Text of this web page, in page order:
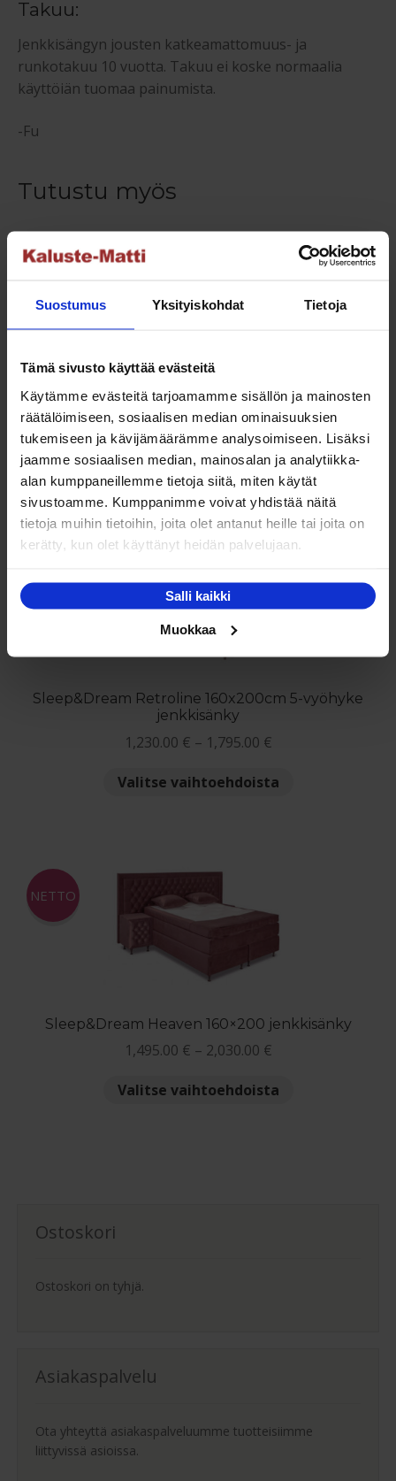
Suostumus Yksityiskohdat Tietoja
Tämä sivusto käyttää evästeitä
Käytämme evästeitä tarjoamamme sisällön ja mainosten
räätälöimiseen, sosiaalisen median ominaisuuksien
tukemiseen ja kävijämäärämme analysoimiseen. Lisäksi
jaamme sosiaalisen median, mainosalan ja analytiikka-
alan kumppaneillemme tietoja siitä, miten käytät
sivustoamme. Kumppanimme voivat yhdistää näitä
tietoja muihin tietoihin, joita olet antanut heille tai joita on
kerätty, kun olet käyttänyt heidän palvelujaan.
Salli kaikki
Muokkaa
Takuu:
Jenkkisängyn jousten katkeamattomuus- ja
runkotakuu 10 vuotta. Takuu ei koske normaalia
käyttöiän tuomaa painumista.
-Fu
Tutustu myös
Sleep&Dream High-Lux 160x210cm jenkkisänky
NETTO
1,249.00€ –2,324.00€Hintaluokka:
1,249.00 €
-
2,324.00 €
Valitse vaihtoehdoista
Tällä
tuotteella
on
useampi
muunnelma.
tehdä
valinnat
sivulla.
Sleep&Dream Retroline 160x200cm 5-vyöhyke
jenkkisänky
1,230.00 € – 1,795.00 €
-
Valitse vaihtoehdoista
Sleep&Dream Heaven 160×200 jenkkisänky
NETTO
1,495.00 € – 2,030.00 €
-
Valitse vaihtoehdoista
Ostoskori
Ostoskori on tyhjä.
Asiakaspalvelu
Ota yhteyttä asiakaspalveluumme tuotteisiimme
liittyvissä asioissa.